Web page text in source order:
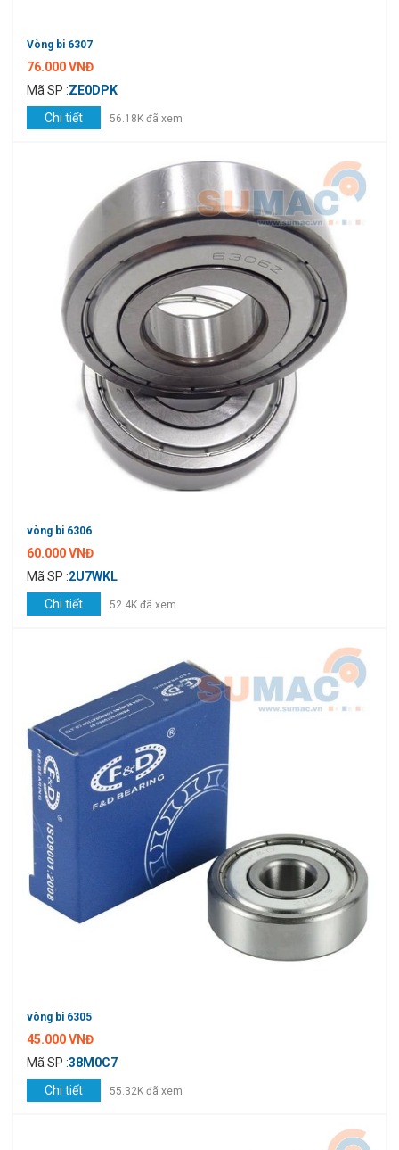
Vòng bi 6307
76.000 VNĐ
Mã SP :ZE0DPK
Chi tiết
56.18K đã xem
vòng bi 6306
60.000 VNĐ
Mã SP :2U7WKL
Chi tiết
52.4K đã xem
vòng bi 6305
45.000 VNĐ
Mã SP :38M0C7
Chi tiết
55.32K đã xem